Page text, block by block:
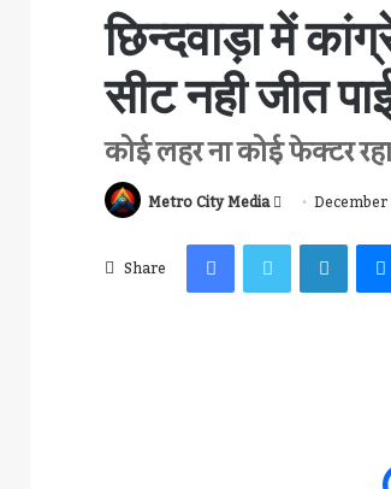
छिन्दवाड़ा में
सीट नही जीत
कोई लहर ना कोई फेक्टर
Metro City Media
Send
Email
December
Share
FacebookTwitter